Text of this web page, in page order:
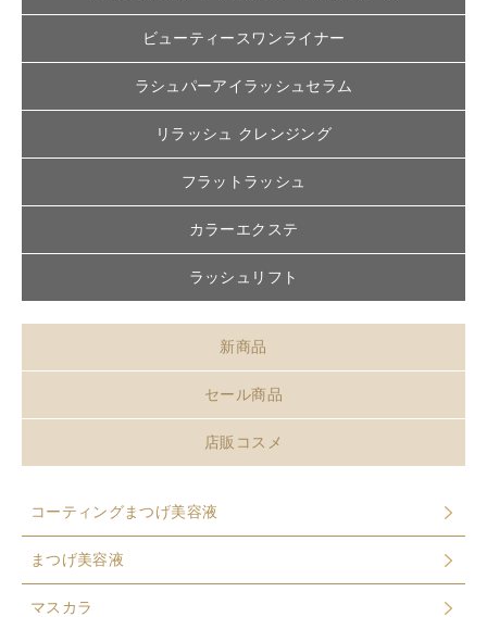
ビューティースワンライナー
ラシュパーアイラッシュセラム
リラッシュ クレンジング
フラットラッシュ
カラーエクステ
ラッシュリフト
新商品
セール商品
店販コスメ
コーティングまつげ美容液
まつげ美容液
マスカラ